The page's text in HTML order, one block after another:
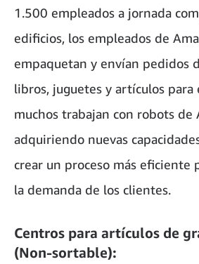
1.500 empleados a jornada
edificios, los empleados de
empaquetan y envían pedidos
libros, juguetes y artículos para
muchos trabajan con robots de
adquiriendo nuevas
crear un proceso más eficiente
la demanda de los clientes.
Centros para artículos de
(Non-sortable):